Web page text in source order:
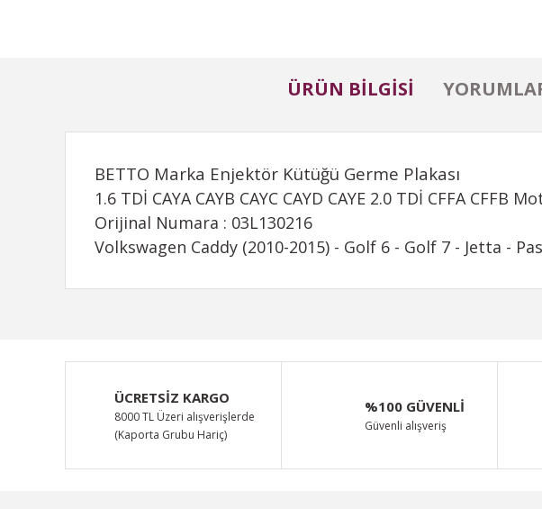
ÜRÜN BILGISI
BETTO Marka Enjektör Kütüğü Germe Plakası
1.6 TDİ CAYA CAYB CAYC CAYD CAYE 2.0 TDİ CFFA CFFB
Orijinal Numara : 03L130216
Volkswagen Caddy (2010-2015) - Golf 6 - Golf 7 - Jetta -
Ürün resmi kalitesiz, bozuk veya görüntülenemiyor.
Ürün açıklamasında eksik bilgiler bulunuyor.
Ürün bilgilerinde hatalar bulunuyor.
Ürün fiyatı diğer sitelerden daha pahalı.
ÜCRETSİZ KARGO
8000 TL Üzeri alışverişlerde
(Kaporta Grubu Hariç)
%100 GÜVENLİ
Güvenli alışveriş